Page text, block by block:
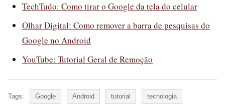
TechTudo: Como tirar o Google da tela do celular
Olhar Digital: Como remover a barra de pesquisas do
Google no Android
YouTube: Tutorial Geral de Remoção
Tags: Google Android tutorial tecnologia